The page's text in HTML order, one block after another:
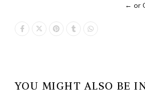
← or
YOU MIGHT ALSO BE